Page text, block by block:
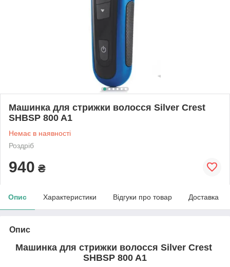
Машинка для стрижки волосся Silver Crest
SHBSP 800 A1
Немає в наявності
Роздріб
940 ₴
Опис Характеристики Відгуки про товар Доставка
Опис
Машинка для стрижки волосся Silver Crest
SHBSP 800 A1